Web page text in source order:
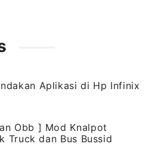
Aplikasi di Hp Infinix
Obb ] Mod Knalpot
Truck dan Bus Bussid